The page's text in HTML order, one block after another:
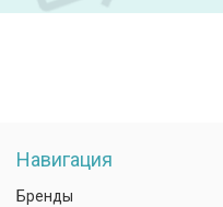
Навигация
Бренды